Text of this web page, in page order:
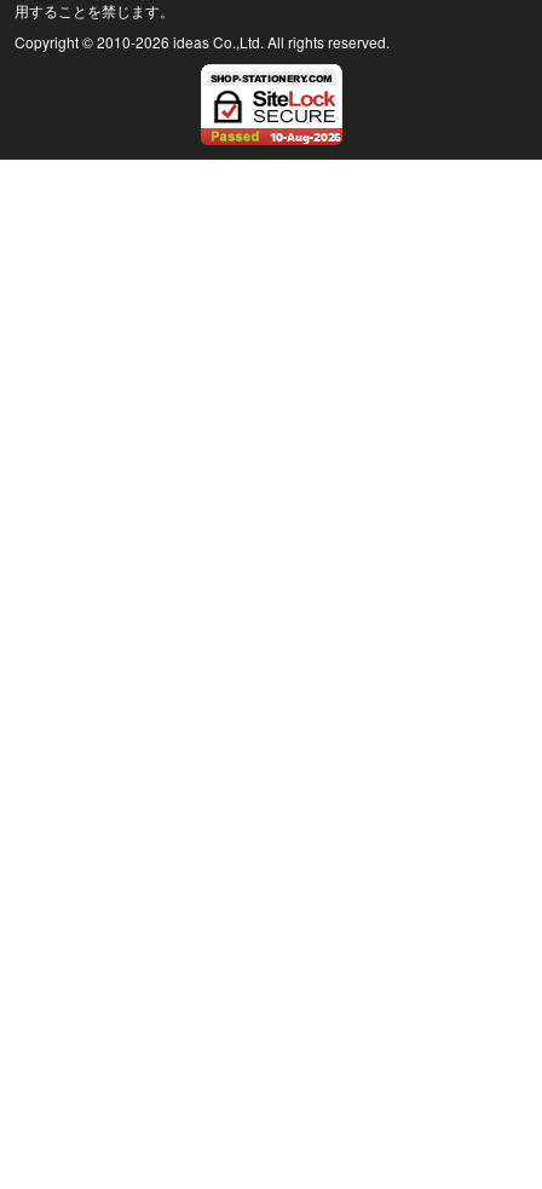
用することを禁じます。
Copyright © 2010-2026 ideas Co.,Ltd. All rights reserved.